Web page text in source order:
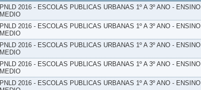
PNLD 2016 - ESCOLAS PUBLICAS URBANAS 1º A 3º ANO - ENSINO
MEDIO
PNLD 2016 - ESCOLAS PUBLICAS URBANAS 1º A 3º ANO - ENSINO
MEDIO
PNLD 2016 - ESCOLAS PUBLICAS URBANAS 1º A 3º ANO - ENSINO
MEDIO
PNLD 2016 - ESCOLAS PUBLICAS URBANAS 1º A 3º ANO - ENSINO
MEDIO
PNLD 2016 - ESCOLAS PUBLICAS URBANAS 1º A 3º ANO - ENSINO